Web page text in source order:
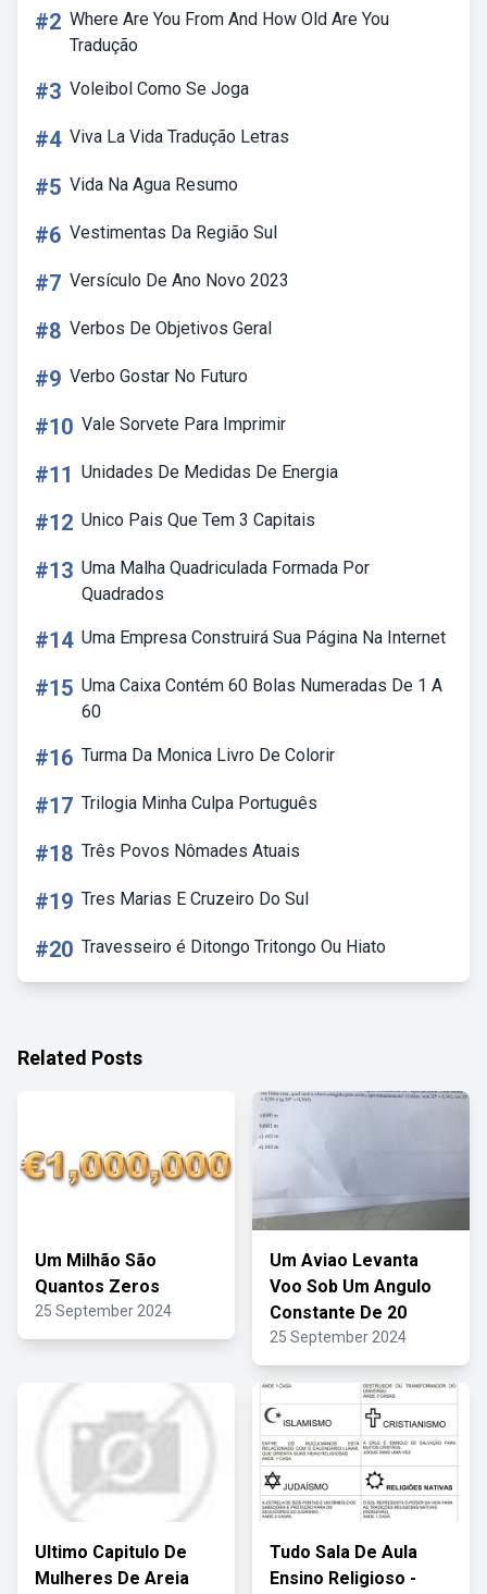
#2 Where Are You From And How Old Are You
Tradução
#3 Voleibol Como Se Joga
#4 Viva La Vida Tradução Letras
#5 Vida Na Agua Resumo
#6 Vestimentas Da Região Sul
#7 Versículo De Ano Novo 2023
#8 Verbos De Objetivos Geral
#9 Verbo Gostar No Futuro
#10 Vale Sorvete Para Imprimir
#11 Unidades De Medidas De Energia
#12 Unico Pais Que Tem 3 Capitais
#13 Uma Malha Quadriculada Formada Por
Quadrados
#14 Uma Empresa Construirá Sua Página Na Internet
#15 Uma Caixa Contém 60 Bolas Numeradas De 1 A
60
#16 Turma Da Monica Livro De Colorir
#17 Trilogia Minha Culpa Português
#18 Três Povos Nômades Atuais
#19 Tres Marias E Cruzeiro Do Sul
#20 Travesseiro é Ditongo Tritongo Ou Hiato
Related Posts
Um Milhão São
Quantos Zeros
25 September 2024
Um Aviao Levanta
Voo Sob Um Angulo
Constante De 20
25 September 2024
Ultimo Capitulo De
Mulheres De Areia
Tudo Sala De Aula
Ensino Religioso -